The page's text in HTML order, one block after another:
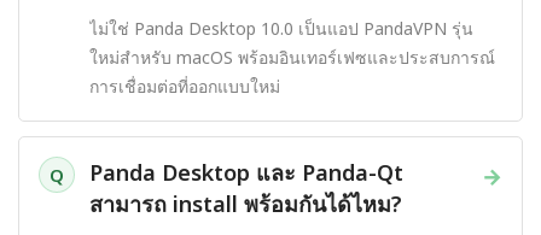
ไม่ใช่ Panda Desktop 10.0 เป็นแอป PandaVPN รุ่น
ใหม่สำหรับ macOS พร้อมอินเทอร์เฟซและประสบการณ์
การเชื่อมต่อที่ออกแบบใหม่
Q →
Panda Desktop และ Panda-Qt
สามารถ install พร้อมกันได้ไหม?